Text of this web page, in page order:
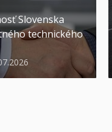
Slovenska
technického